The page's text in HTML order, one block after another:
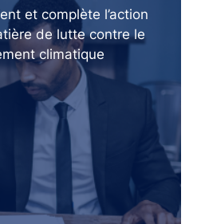
et complète l’action
de lutte contre le
climatique